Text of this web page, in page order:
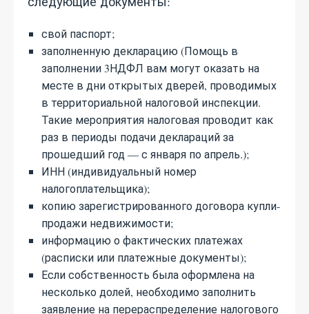
свой паспорт;
заполненную декларацию (Помощь в
заполнении 3НДФЛ вам могут оказать на
месте в дни открытых дверей, проводимых
в территориальной налоговой инспекции.
Такие мероприятия налоговая проводит как
раз в периоды подачи деклараций за
прошедший год — с января по апрель.);
ИНН (индивидуальный номер
налогоплательщика);
копию зарегистрированного договора купли-
продажи недвижимости;
информацию о фактических платежах
(расписки или платежные документы);
Если собственность была оформлена на
несколько долей, необходимо заполнить
заявление на перераспределение налогового